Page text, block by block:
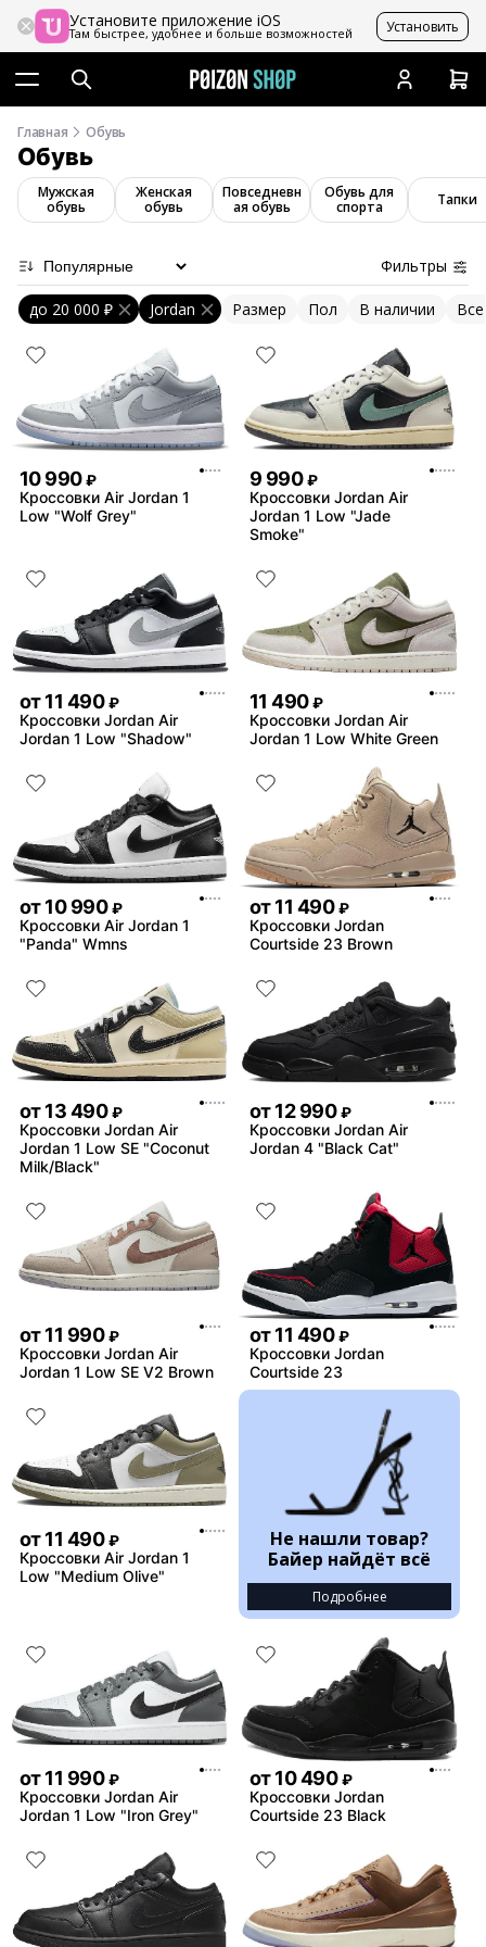
Установите приложение iOS
Там быстрее, удобнее и больше возможностей Установить
Главная Обувь
Обувь
Мужская
обувь
Женская
обувь
Повседневн
ая обувь
Обувь для
спорта
Тапки
Фильтры
Размер
до 20 000 ₽ Пол
Jordan В наличии
10 990 ₽
Кроссовки Air Jordan 1
Low "Wolf Grey"
9 990 ₽
Кроссовки Jordan Air
Jordan 1 Low "Jade
Smoke"
от11 490 ₽
Кроссовки Jordan Air
Jordan 1 Low "Shadow"
11 490 ₽
Кроссовки Jordan Air
Jordan 1 Low White Green
от10 990 ₽
Кроссовки Air Jordan 1
"Panda" Wmns
от11 490 ₽
Кроссовки Jordan
Courtside 23 Brown
от13 490 ₽
Кроссовки Jordan Air
Jordan 1 Low SE "Coconut
Milk/Black"
от12 990 ₽
Кроссовки Jordan Air
Jordan 4 "Black Cat"
от11 990 ₽
Кроссовки Jordan Air
Jordan 1 Low SE V2 Brown
от11 490 ₽
Кроссовки Jordan
Courtside 23
от11 490 ₽
Кроссовки Air Jordan 1
Low "Medium Olive"
Не нашли товар?
Байер найдёт всё
Подробнее
от11 990 ₽
Кроссовки Jordan Air
Jordan 1 Low "Iron Grey"
от10 490 ₽
Кроссовки Jordan
Courtside 23 Black